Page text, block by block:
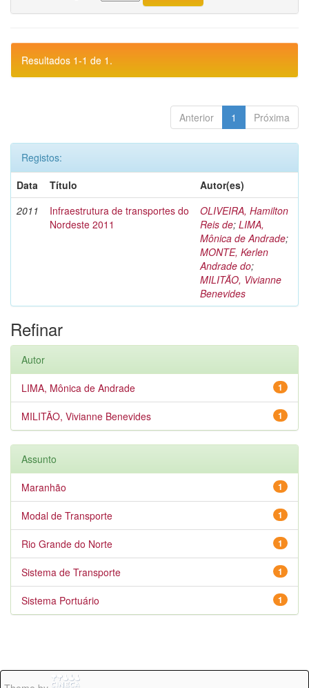
Resultados 1-1 de 1.
Anterior 1 Próxima
Registos:
Data
Título
Autor(es)
2011
Infraestrutura de transportes do
Nordeste 2011
OLIVEIRA, Hamilton
Reis de; LIMA,
Mônica de Andrade;
MONTE, Kerlen
Andrade do;
MILITÃO, Vivianne
Benevides
Refinar
Autor
1
LIMA, Mônica de Andrade
1
MILITÃO, Vivianne Benevides
Assunto
1
Maranhão
1
Modal de Transporte
1
Rio Grande do Norte
1
Sistema de Transporte
1
Sistema Portuário